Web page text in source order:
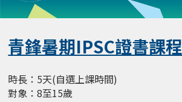
青鋒暑期IPSC證書課程
時長：5天(自選上課時間)
對象：8至15歲